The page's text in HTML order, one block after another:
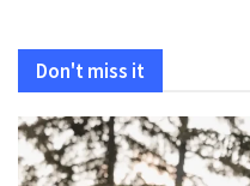
Don't miss it